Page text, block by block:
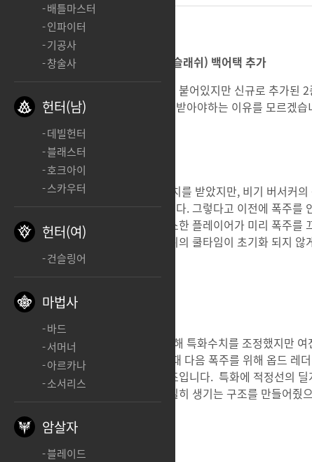
1. 신스킬(오버드라이브, 브레이브 슬래쉬) 백어택 추가
버서커의 대부분의 스킬은 백어택이 붙어있지만 신규로 추가
백어택이 들어갔는데 버서커만 차별받아야하는 이유를 모르겠습
2. 비기 off 추가
폭주 아덴 수급과 지속시간 감소 패치를 받았지만, 비기 버서커
어긋나면 상당시간을 허비하게 됩니다. 그렇다고 이전에 폭주
발생하는 딜로스가 심각합니다. 최소한 플레이어가 미리 폭주
생각합니다. 대신 폭주시 블러디러쉬의 쿨타임이 초기화 되지
막았으면 합니다.
3. 특화수치의 모호성 해결
아덴수급과 폭주문제를 해결하기위해 특화수치를 조정했지만
그저 놀리는 시간만 증가합니다. 이때 다음 폭주를 위해 옵드
찍을수록 손해를 보는 기형적인 구조입니다. 특화에 적정선의
해서 특화수치에 따른 차별성이 확실히 생기는 구조를 만들어줬
. 마나소모개선
배틀마스터
인파이터
기공사
창술사
헌터(남)
데빌헌터
블래스터
호크아이
스카우터
헌터(여)
건슬링어
마법사
바드
서머너
아르카나
소서리스
암살자
블레이드